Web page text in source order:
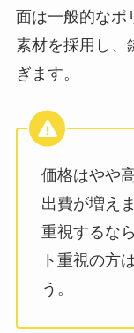
面は一般的なポ
素材を採用し、
ぎます。
価格はやや
出費が増え
重視するな
ト重視の方
う。